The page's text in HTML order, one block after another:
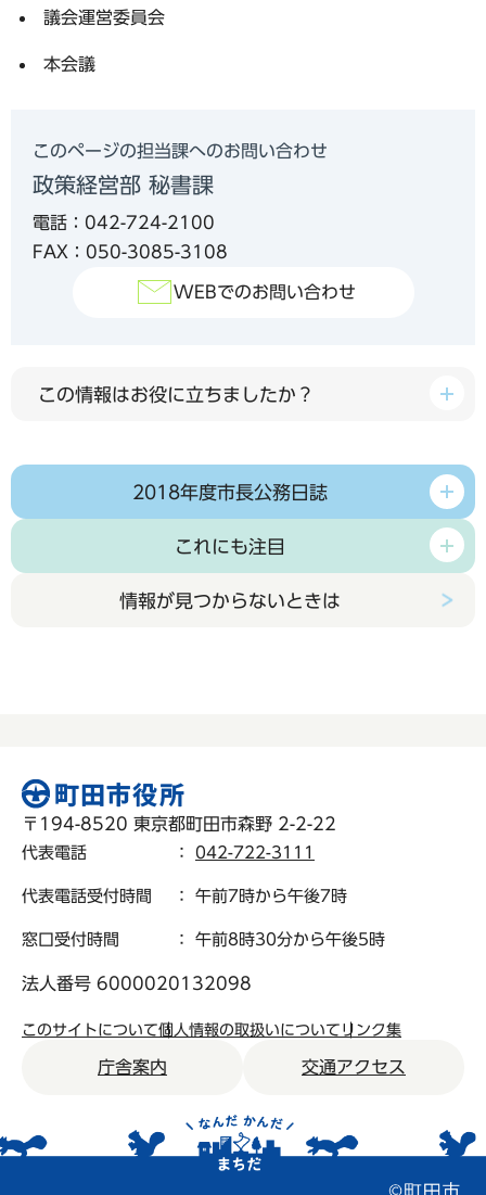
議会運営委員会
本会議
このページの担当課へのお問い合わせ
政策経営部 秘書課
電話：042-724-2100
FAX：050-3085-3108
WEBでのお問い合わせ
この情報はお役に立ちましたか？
2018年度市長公務日誌
これにも注目
情報が見つからないときは
〒194-8520 東京都町田市森野 2-2-22
代表電話 ： 042-722-3111
代表電話受付時間 ： 午前7時から午後7時
窓口受付時間 ： 午前8時30分から午後5時
法人番号 6000020132098
このサイトについて個人情報の取扱いについて リンク集
庁舎案内 交通アクセス